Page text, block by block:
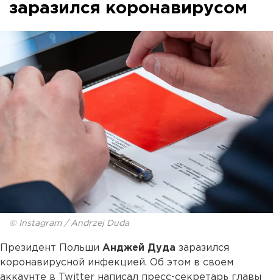
заразился коронавирусом
© Instagram / Andrzej Duda
Президент Польши Анджей Дуда заразился
коронавирусной инфекцией. Об этом в своем
аккаунте в Twitter написал пресс-секретарь главы